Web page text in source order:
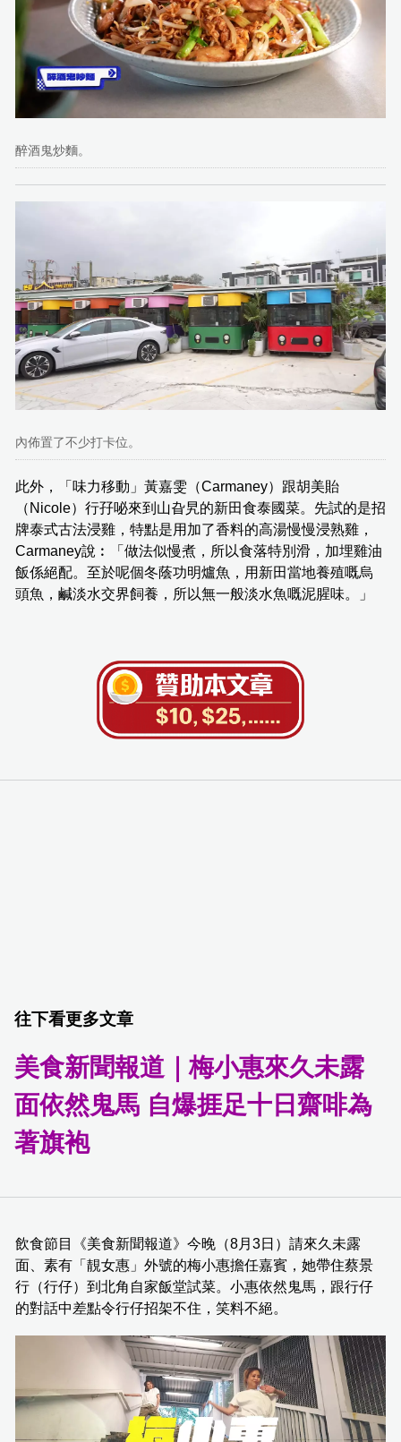
醉酒鬼炒麵。
內佈置了不少打卡位。
此外，「味力移動」黃嘉雯（Carmaney）跟胡美貽
（Nicole）行孖咇來到山旮旯的新田食泰國菜。先試的是招
牌泰式古法浸雞，特點是用加了香料的高湯慢慢浸熟雞，
Carmaney說︰「做法似慢煮，所以食落特別滑，加埋雞油
飯係絕配。至於呢個冬蔭功明爐魚，用新田當地養殖嘅烏
頭魚，鹹淡水交界飼養，所以無一般淡水魚嘅泥腥味。」
往下看更多文章
美食新聞報道｜梅小惠來久未露
面依然鬼馬 自爆捱足十日齋啡為
著旗袍
飲食節目《美食新聞報道》今晚（8月3日）請來久未露
面、素有「靚女惠」外號的梅小惠擔任嘉賓，她帶住蔡景
行（行仔）到北角自家飯堂試菜。小惠依然鬼馬，跟行仔
的對話中差點令行仔招架不住，笑料不絕。